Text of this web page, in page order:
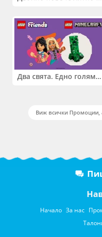
Два свята. Едно голямо приключение. Купи 2 продукта LEGO® Friends и/или LEGO® Minecraft и вземи -27%
Виж всички Промоции,
Начало За нас